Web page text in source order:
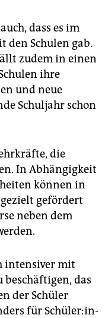
dass es im
den Schulen gab.
zudem in einen
ihre
und neue
Schuljahr schon
die
In Abhängigkeit
können in
gefördert
neben dem
intensiver mit
beschäftigen, das
der Schüler
für Schü­le­r:in­